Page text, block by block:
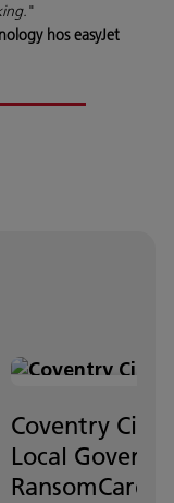
"
hos easyJet
Coventry City
Local
RansomCare